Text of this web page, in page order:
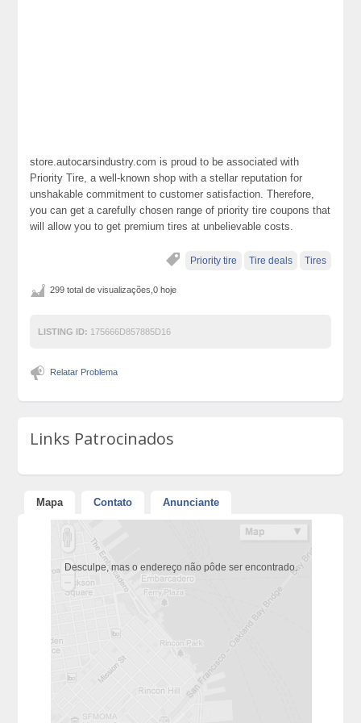
store.autocarsindustry.com is proud to be associated with
Priority Tire, a well-known shop with a stellar reputation for
unshakable commitment to customer satisfaction. Therefore,
you can get a carefully chosen range of priority tire coupons that
will allow you to get premium tires at unbelievable costs.
Priority tire Tire deals Tires
299 total de visualizações,0 hoje
LISTING ID: 175666D857885D16
Relatar Problema
Links Patrocinados
Mapa Contato Anunciante
Desculpe, mas o endereço não pôde ser encontrado.